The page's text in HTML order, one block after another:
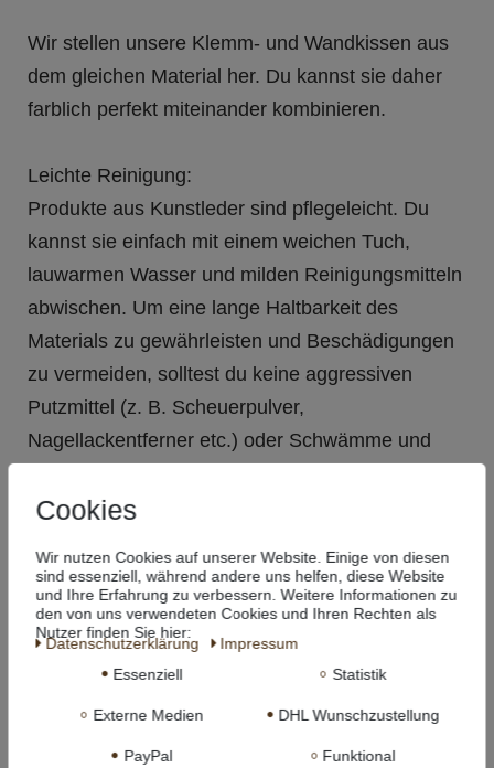
Wir stellen unsere Klemm- und Wandkissen aus
dem gleichen Material her. Du kannst sie daher
farblich perfekt miteinander kombinieren.
Leichte Reinigung:
Produkte aus Kunstleder sind pflegeleicht. Du
kannst sie einfach mit einem weichen Tuch,
lauwarmen Wasser und milden Reinigungsmitteln
abwischen. Um eine lange Haltbarkeit des
Materials zu gewährleisten und Beschädigungen
zu vermeiden, solltest du keine aggressiven
Putzmittel (z. B. Scheuerpulver,
Nagellackentferner etc.) oder Schwämme und
Reinigen solltest du die Sitzbankauflagen einfach
Was ist der Unterschied zu Klemmkissen mit 2
Leisten?
Klemmkissen mit 2 Leisten passen auf Bänke, bei
denen die angegebene "Klemmtiefe" der Tiefe der
Cookies
Wir nutzen Cookies auf unserer Website. Einige von diesen
sind essenziell, während andere uns helfen, diese Website
und Ihre Erfahrung zu verbessern. Weitere Informationen zu
den von uns verwendeten Cookies und Ihren Rechten als
Nutzer finden Sie hier:
Daten­schutz­erklärung
Impressum
Essenziell
Statistik
Externe Medien DHL Wunschzustellung
PayPal Funktional